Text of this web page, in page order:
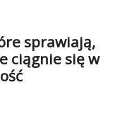
sprawiają,
ciągnie się w